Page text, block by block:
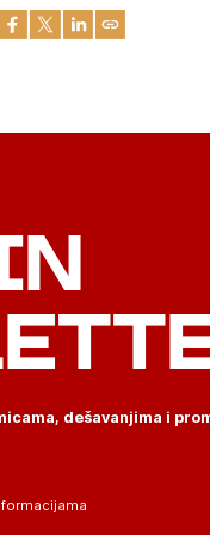
dešavanjima i